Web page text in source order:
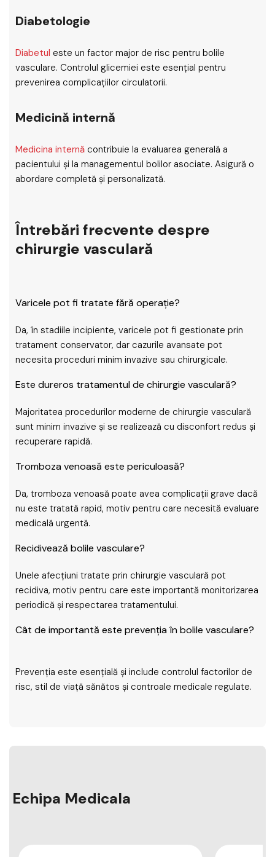
Diabetologie
Diabetul este un factor major de risc pentru bolile
vasculare. Controlul glicemiei este esențial pentru
prevenirea complicațiilor circulatorii.
Medicină internă
Medicina internă contribuie la evaluarea generală a
pacientului și la managementul bolilor asociate. Asigură o
abordare completă și personalizată.
Întrebări frecvente despre
chirurgie vasculară
Varicele pot fi tratate fără operație?
Da, în stadiile incipiente, varicele pot fi gestionate prin
tratament conservator, dar cazurile avansate pot
necesita proceduri minim invazive sau chirurgicale.
Este dureros tratamentul de chirurgie vasculară?
Majoritatea procedurilor moderne de chirurgie vasculară
sunt minim invazive și se realizează cu disconfort redus și
recuperare rapidă.
Tromboza venoasă este periculoasă?
Da, tromboza venoasă poate avea complicații grave dacă
nu este tratată rapid, motiv pentru care necesită evaluare
medicală urgentă.
Recidivează bolile vasculare?
Unele afecțiuni tratate prin chirurgie vasculară pot
recidiva, motiv pentru care este importantă monitorizarea
periodică și respectarea tratamentului.
Cât de importantă este prevenția în bolile vasculare?
Prevenția este esențială și include controlul factorilor de
risc, stil de viață sănătos și controale medicale regulate.
Echipa Medicala